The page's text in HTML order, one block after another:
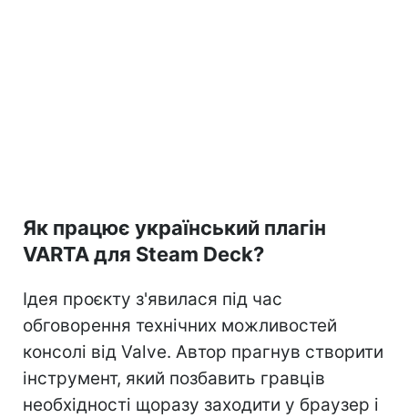
Як працює український плагін
VARTA для Steam Deck?
Ідея проєкту з'явилася під час
обговорення технічних можливостей
консолі від Valve. Автор прагнув створити
інструмент, який позбавить гравців
необхідності щоразу заходити у браузер і